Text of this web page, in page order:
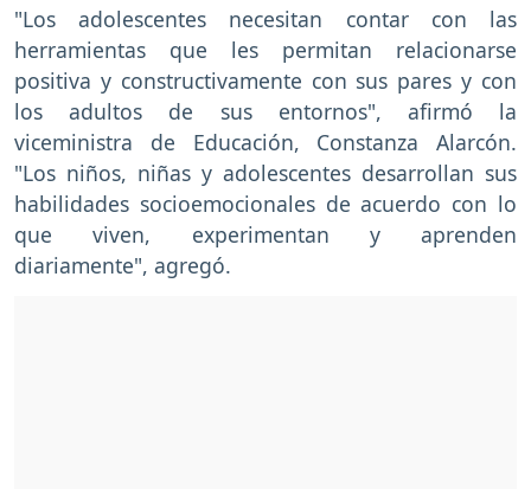
"Los adolescentes necesitan contar con las
herramientas que les permitan relacionarse
positiva y constructivamente con sus pares y con
los adultos de sus entornos", afirmó la
viceministra de Educación, Constanza Alarcón.
"Los niños, niñas y adolescentes desarrollan sus
habilidades socioemocionales de acuerdo con lo
que viven, experimentan y aprenden
diariamente", agregó.